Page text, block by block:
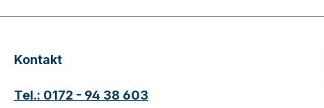
Kontakt
Tel.: 0172 - 94 38 603